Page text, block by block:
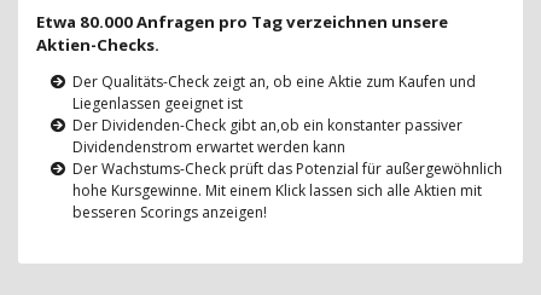
Etwa 80.000 Anfragen pro Tag verzeichnen unsere
Aktien-Checks.
Der Qualitäts-Check zeigt an, ob eine Aktie zum Kaufen und
Liegenlassen geeignet ist
Der Dividenden-Check gibt an,ob ein konstanter passiver
Dividendenstrom erwartet werden kann
Der Wachstums-Check prüft das Potenzial für außergewöhnlich
hohe Kursgewinne. Mit einem Klick lassen sich alle Aktien mit
besseren Scorings anzeigen!